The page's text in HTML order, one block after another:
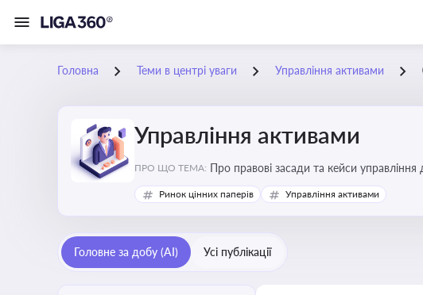
Головна Теми в центрі уваги Управління активами
Управління активами
ПРО ЩО ТЕМА: Про правові засади та кейси
збереження та ефективне використання
Ринок цінних паперів Управління активами
Головне за добу (AI) Усі публікації